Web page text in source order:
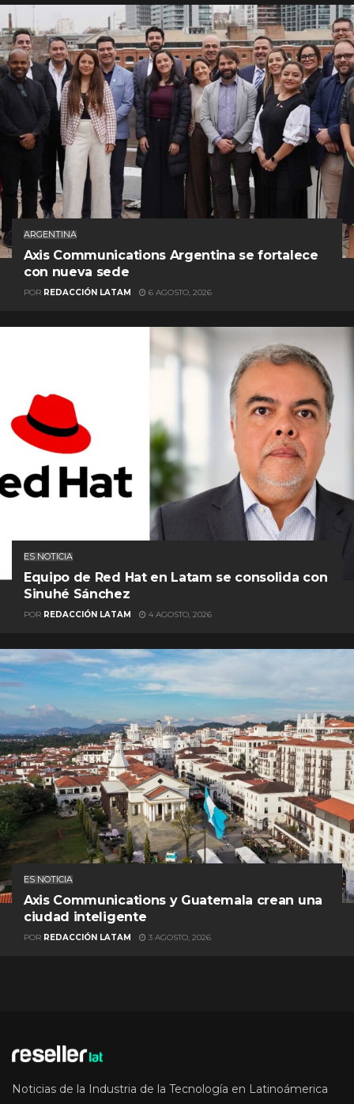
ARGENTINA
Axis Communications Argentina se fortalece
con nueva sede
POR REDACCIÓN LATAM 6 AGOSTO, 2026
ES NOTICIA
Equipo de Red Hat en Latam se consolida con
Sinuhé Sánchez
POR REDACCIÓN LATAM 4 AGOSTO, 2026
ES NOTICIA
Axis Communications y Guatemala crean una
ciudad inteligente
POR REDACCIÓN LATAM 3 AGOSTO, 2026
Noticias de la Industria de la Tecnología en Latinoámerica